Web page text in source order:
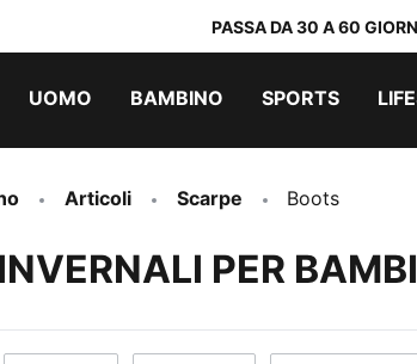
PASSA DA 30 A 60
UOMO BAMBINO SPORTS
Articoli Scarpe Boots
PER